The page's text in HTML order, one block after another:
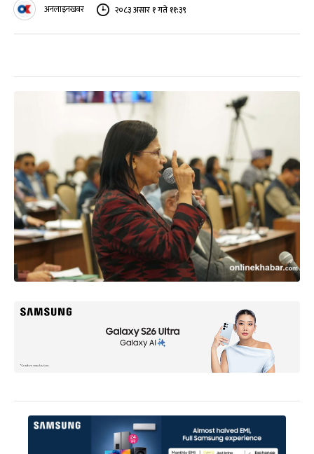
अनलाइनखबर २०८३ असार १ गते ११:३९